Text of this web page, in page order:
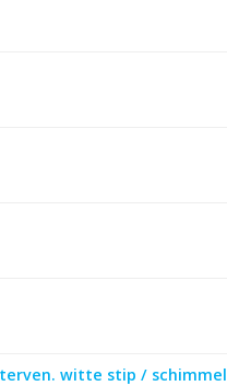
witte stip / schimmel